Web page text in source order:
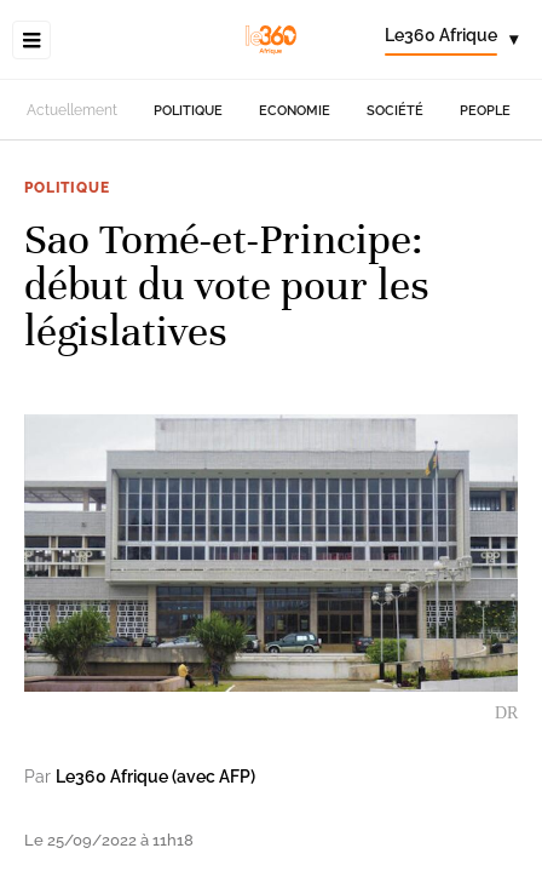
Le360 Afrique ▾
Actuellement POLITIQUE ECONOMIE SOCIÉTÉ PEOPLE
POLITIQUE
Sao Tomé-et-Principe:
début du vote pour les
législatives
DR
Par Le360 Afrique (avec AFP)
Le 25/09/2022 à 11h18